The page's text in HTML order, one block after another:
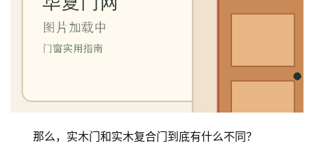
那么，实木门和实木复合门到底有什么不同？